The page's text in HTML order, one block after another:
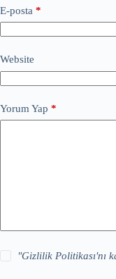
E-posta *
Website
Yorum Yap *
"Gizlilik Politikası'nı